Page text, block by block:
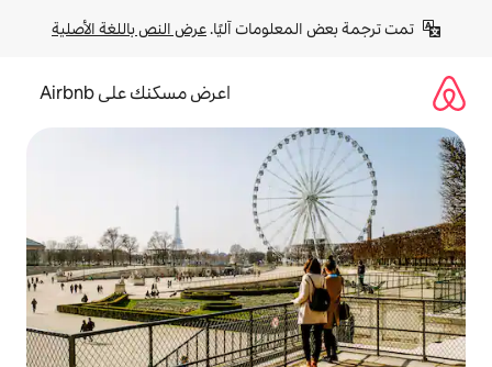
آليًا. عرض النص باللغة الأصلية